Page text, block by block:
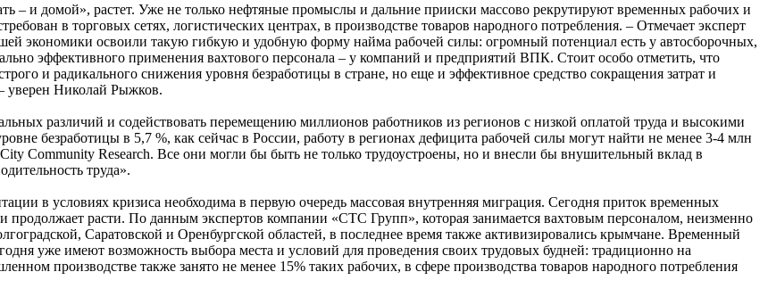
– и домой», растет. Уже не только нефтяные промыслы и дальние прииски массово рекрутируют временных рабочих и
в торговых сетях, логистических центрах, в производстве товаров народного потребления. – Отмечает эксперт
экономики освоили такую гибкую и удобную форму найма рабочей силы: огромный потенциал есть у автосборочных,
эффективного применения вахтового персонала – у компаний и предприятий ВПК. Стоит особо отметить, что
и радикального снижения уровня безработицы в стране, но еще и эффективное средство сокращения затрат и
уверен Николай Рыжков.
различий и содействовать перемещению миллионов работников из регионов с низкой оплатой труда и высокими
безработицы в 5,7 %, как сейчас в России, работу в регионах дефицита рабочей силы могут найти не менее 3-4 млн
Community Research. Все они могли бы быть не только трудоустроены, но и внесли бы внушительный вклад в
труда».
в условиях кризиса необходима в первую очередь массовая внутренняя миграция. Сегодня приток временных
расти. По данным экспертов компании «СТС Групп», которая занимается вахтовым персоналом, неизменно
Саратовской и Оренбургской областей, в последнее время также активизировались крымчане. Временный
уже имеют возможность выбора места и условий для проведения своих трудовых будней: традиционно на
производстве также занято не менее 15% таких рабочих, в сфере производства товаров народного потребления